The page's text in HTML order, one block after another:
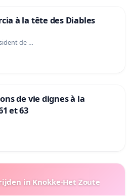
à la tête des Diables
de …
de vie dignes à la
et 63
in Knokke-Het Zoute